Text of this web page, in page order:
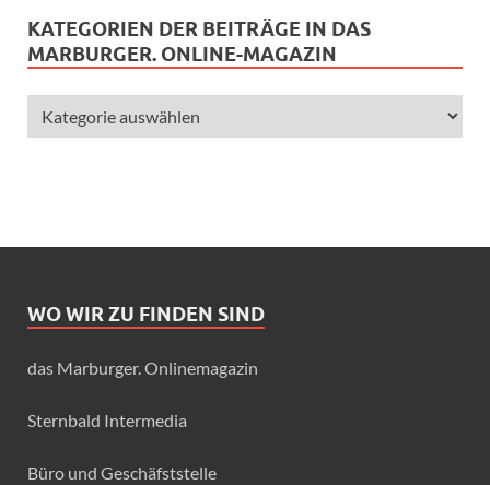
KATEGORIEN DER BEITRÄGE IN DAS
MARBURGER. ONLINE-MAGAZIN
WO WIR ZU FINDEN SIND
das Marburger. Onlinemagazin
Sternbald Intermedia
Büro und Geschäfststelle